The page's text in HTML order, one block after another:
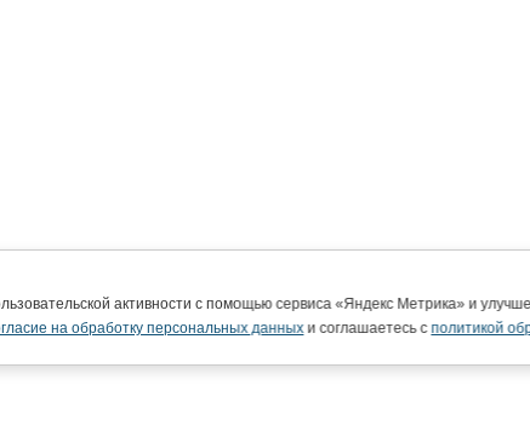
активности с помощью сервиса «Яндекс Метрика» и
на обработку персональных данныхи соглашаетесь сполитикой